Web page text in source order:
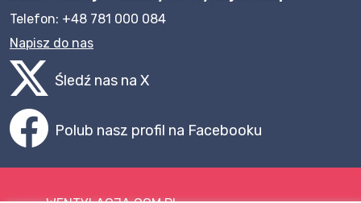
Telefon: +48 781 000 084
Napisz do nas
Śledź nas na X
Polub nasz profil na Facebooku